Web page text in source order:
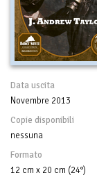
Data uscita
Novembre 2013
Copie disponibili
nessuna
Formato
12 cm x 20 cm (24°)